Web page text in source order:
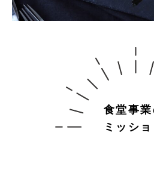
食堂事業
ミッシ